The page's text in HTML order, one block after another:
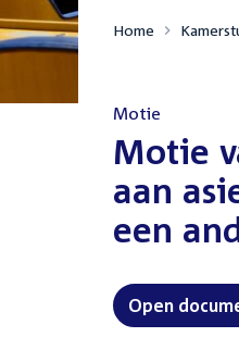
Home
Motie
:Motie
aan
een
Open